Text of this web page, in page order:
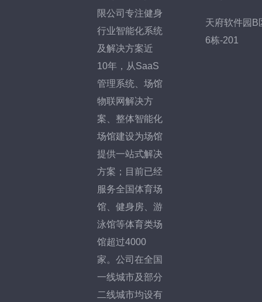
限公司专注健身
行业智能化系统
及解决方案近
10年，从SaaS
管理系统、场馆
物联网解决方
案、整体智能化
场馆建设为场馆
提供一站式解决
方案；目前已经
服务全国体育场
馆、健身房、游
泳馆等体育类场
馆超过4000
家。公司在全国
一线城市及部分
二线城市均设有
天府软件园B
6栋-201